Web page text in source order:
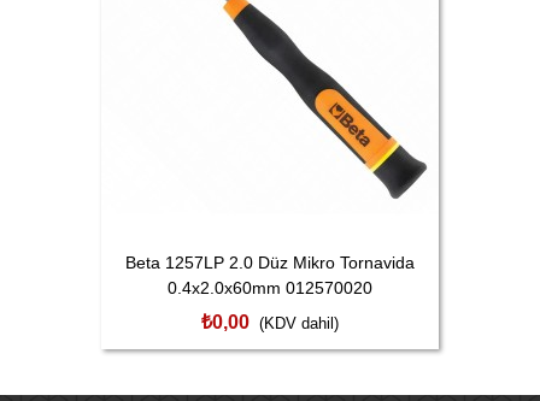
Beta 1257LP 2.0 Düz Mikro Tornavida
0.4x2.0x60mm 012570020
₺0,00 (KDV dahil)